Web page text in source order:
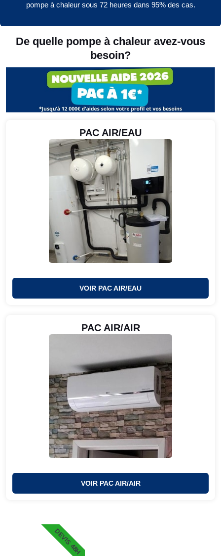
De quelle pompe à chaleur avez-vous
besoin?
PAC AIR/EAU
VOIR PAC AIR/EAU
PAC AIR/AIR
VOIR PAC AIR/AIR
DEVIS 48H
pompe à chaleur sous 72 heures dans 95% des cas.